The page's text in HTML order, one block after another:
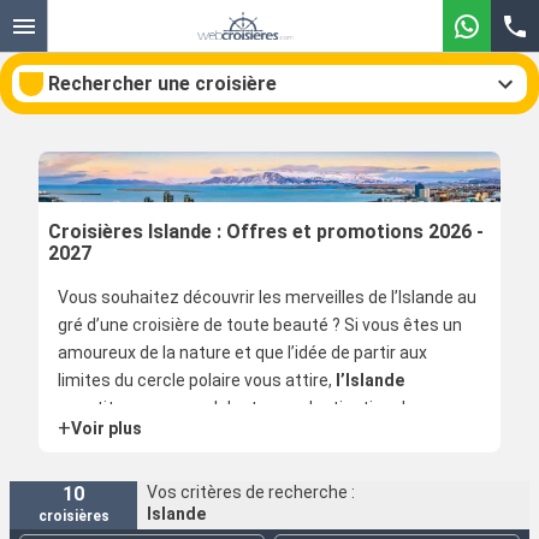
Rechercher une croisière
Ports Compagnies
Rechercher
Croisières Islande : Offres et promotions 2026 -
2027
Vous souhaitez découvrir les merveilles de l’Islande au
gré d’une croisière de toute beauté ? Si vous êtes un
amoureux de la nature et que l’idée de partir aux
limites du cercle polaire vous attire, l’Islande
constituera sans nul doute une destination de
villégiature à privilégier.
Vous trouverez sur les lieux un paysage volcanique
naturel fascinant et un relief géologique étonnant,
+Voir plus
10
croisières
Vos critères de recherche :
Islande